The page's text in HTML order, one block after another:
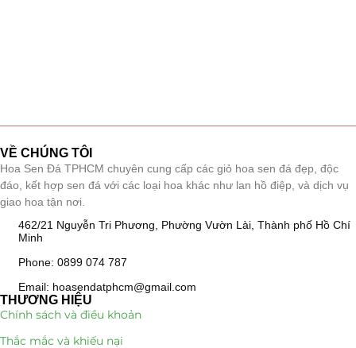
VỀ CHÚNG TÔI
Hoa Sen Đá TPHCM chuyên cung cấp các giỏ hoa sen đá đẹp, độc
đáo, kết hợp sen đá với các loại hoa khác như lan hồ điệp, và dịch vụ
giao hoa tận nơi.
462/21 Nguyễn Tri Phương, Phường Vườn Lài, Thành phố Hồ Chí
Minh
Phone: 0899 074 787
Email: hoasendatphcm@gmail.com
THƯƠNG HIỆU
Chính sách và điều khoản
Thắc mắc và khiếu nại